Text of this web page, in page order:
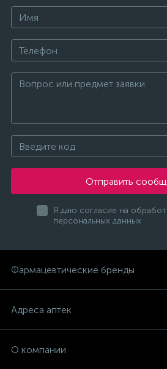
Отправить
Я даю согласие на
персональных данных
Фармацевтические бренды
Адреса аптек
О компании